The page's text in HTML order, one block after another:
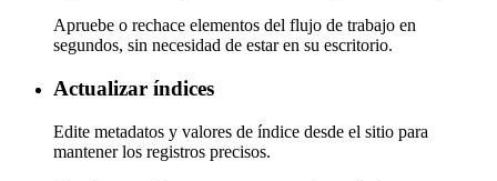
Apruebe o rechace elementos del flujo de trabajo en
segundos, sin necesidad de estar en su escritorio.
Actualizar índices
Edite metadatos y valores de índice desde el sitio para
mantener los registros precisos.